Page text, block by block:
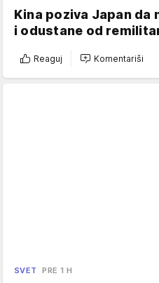
Kina poziva Japan
i odustane od
Reaguj Komentariši
SVET PRE 1 H